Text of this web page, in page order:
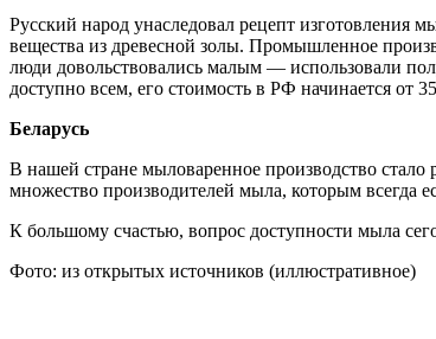
Русский народ унаследовал рецепт
вещества из древесной золы. Промышленное
люди довольствовались малым — использовали
доступно всем, его стоимость в РФ начинается от
Беларусь
В нашей стране мыловаренное производство стало
множество производителей мыла, которым всегда
К большому счастью, вопрос доступности мыла
Фото: из открытых источников (иллюстративное)